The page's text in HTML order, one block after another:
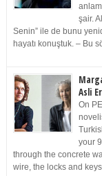
şair.
Senin” ile de bunu
hayatı konuştuk. – Bu
Asli
On
your
through the concrete
wire, the locks and